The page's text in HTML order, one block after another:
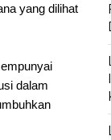
yang dilihat
dalam